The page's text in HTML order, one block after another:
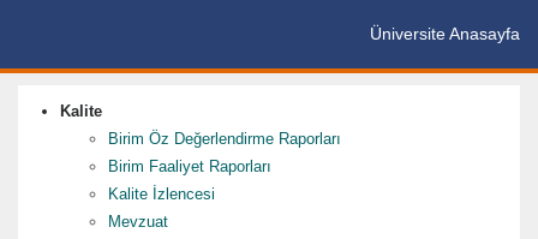
Üniversite Anasayfa
Kalite
Birim Öz Değerlendirme Raporları
Birim Faaliyet Raporları
Kalite İzlencesi
Mevzuat